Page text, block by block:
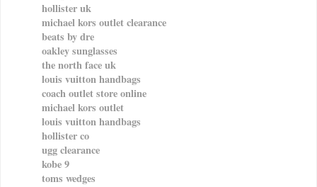
hollister uk
michael kors outlet clearance
beats by dre
oakley sunglasses
the north face uk
louis vuitton handbags
coach outlet store online
michael kors outlet
louis vuitton handbags
hollister co
ugg clearance
kobe 9
toms wedges